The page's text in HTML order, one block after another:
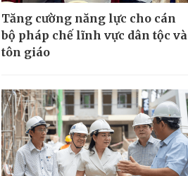
Tăng cường năng lực cho cán
bộ pháp chế lĩnh vực dân tộc và
tôn giáo